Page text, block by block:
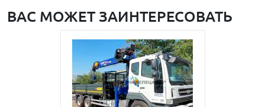
ВАС МОЖЕТ ЗАИНТЕРЕСОВАТЬ